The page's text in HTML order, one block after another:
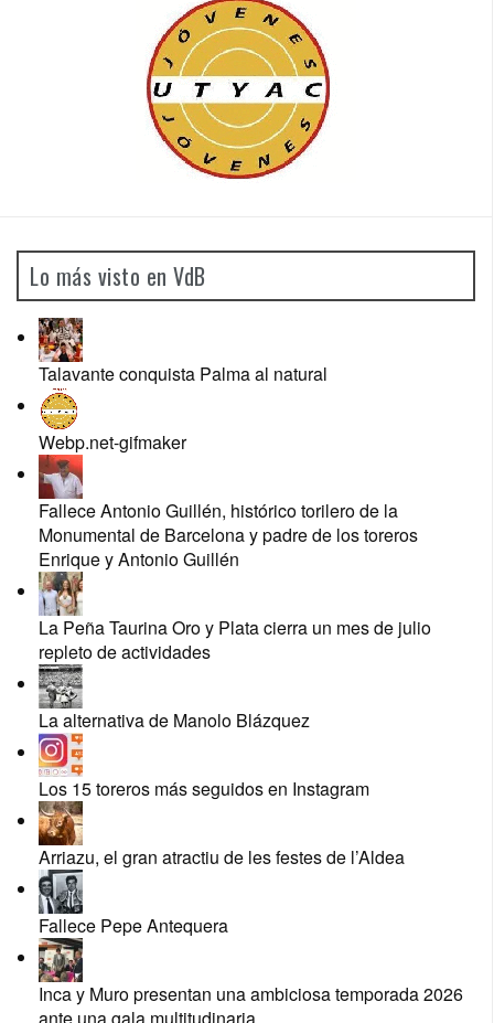
Lo más visto en VdB
Talavante conquista Palma al natural
Webp.net-gifmaker
Fallece Antonio Guillén, histórico torilero de la
Monumental de Barcelona y padre de los toreros
Enrique y Antonio Guillén
La Peña Taurina Oro y Plata cierra un mes de julio
repleto de actividades
La alternativa de Manolo Blázquez
Los 15 toreros más seguidos en Instagram
Arriazu, el gran atractiu de les festes de l’Aldea
Fallece Pepe Antequera
Inca y Muro presentan una ambiciosa temporada 2026